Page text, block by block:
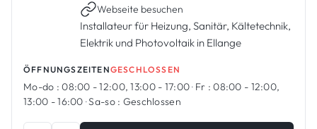
Webseite besuchen
Installateur für Heizung, Sanitär, Kältetechnik,
Elektrik und Photovoltaik in Ellange
ÖFFNUNGSZEITENGESCHLOSSEN
Mo-do : 08:00 - 12:00, 13:00 - 17:00· Fr : 08:00 - 12:00,
13:00 - 16:00 ·Sa-so : Geschlossen